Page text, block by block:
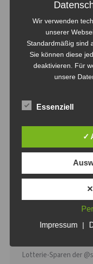
neue Bälle
Allgemein VonSteven
zeigt euch, was es bei
Lotterie-Sparen der
Wir verwenden
unserer
Standardmäßig sind
Sie können diese
deaktivieren. Für
unsere
Essenziell
✓
Impressum
|